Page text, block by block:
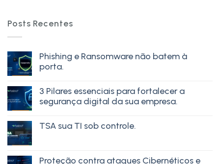
Posts Recentes
Phishing e Ransomware não batem à
porta.
3 Pilares essenciais para fortalecer a
segurança digital da sua empresa.
TSA sua TI sob controle.
Proteção contra ataques Cibernéticos e